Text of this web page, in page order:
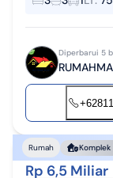
dengan
Diperbarui 5
Rumah
Rp 6,5 Miliar